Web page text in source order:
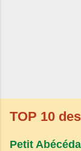
TOP 10
Petit